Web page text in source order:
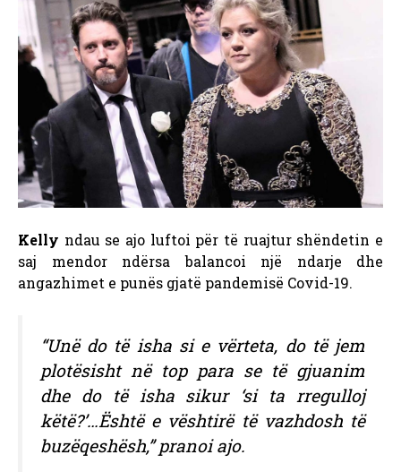
Kelly ndau se ajo luftoi për të ruajtur shëndetin e
saj mendor ndërsa balancoi një ndarje dhe
angazhimet e punës gjatë pandemisë Covid-19.
“Unë do të isha si e vërteta, do të jem
plotësisht në top para se të gjuanim
dhe do të isha sikur ‘si ta rregulloj
këtë?’…Është e vështirë të vazhdosh të
buzëqeshësh,” pranoi ajo.